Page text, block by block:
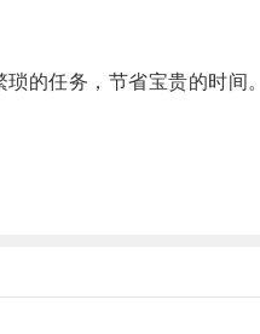
的任务，节省宝贵的时间。